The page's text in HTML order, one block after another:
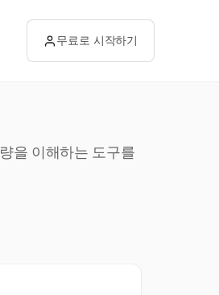
무료로 시작하기
을 이해하는 도구를